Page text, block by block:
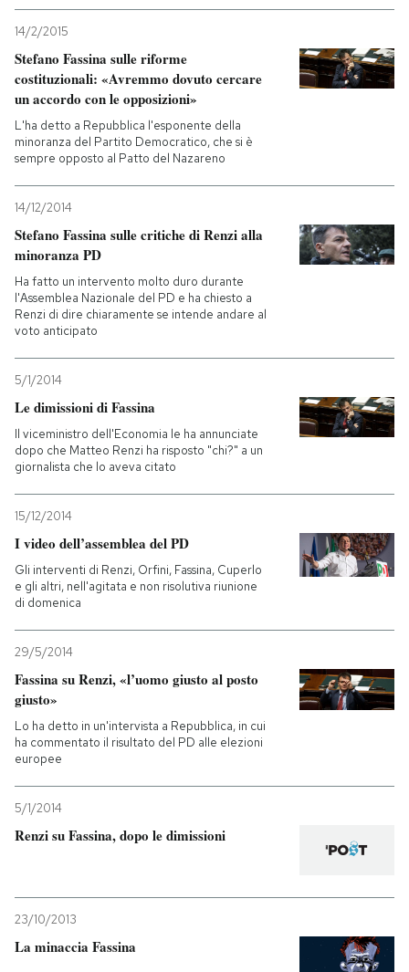
14/2/2015
Stefano Fassina sulle riforme
costituzionali: «Avremmo dovuto cercare
un accordo con le opposizioni»
L'ha detto a Repubblica l'esponente della
minoranza del Partito Democratico, che si è
sempre opposto al Patto del Nazareno
14/12/2014
Stefano Fassina sulle critiche di Renzi alla
minoranza PD
Ha fatto un intervento molto duro durante
l'Assemblea Nazionale del PD e ha chiesto a
Renzi di dire chiaramente se intende andare al
voto anticipato
5/1/2014
Le dimissioni di Fassina
Il viceministro dell'Economia le ha annunciate
dopo che Matteo Renzi ha risposto "chi?" a un
giornalista che lo aveva citato
15/12/2014
I video dell’assemblea del PD
Gli interventi di Renzi, Orfini, Fassina, Cuperlo
e gli altri, nell'agitata e non risolutiva riunione
di domenica
29/5/2014
Fassina su Renzi, «l’uomo giusto al posto
giusto»
Lo ha detto in un'intervista a Repubblica, in cui
ha commentato il risultato del PD alle elezioni
europee
5/1/2014
Renzi su Fassina, dopo le dimissioni
23/10/2013
La minaccia Fassina